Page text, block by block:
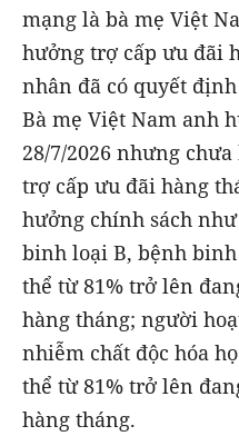
mạng là bà mẹ Việt
hưởng trợ cấp ưu đãi
nhân đã có quyết
Bà mẹ Việt Nam anh
28/7/2026 nhưng
trợ cấp ưu đãi hàng
hưởng chính sách
binh loại B, bệnh
thể từ 81% trở lên
hàng tháng; người
nhiễm chất độc hóa
thể từ 81% trở lên
hàng tháng.